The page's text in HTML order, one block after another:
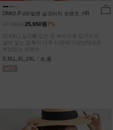
DM62-P-28/발렌 실크터치 숏팬츠_HR
7%
25,950원
[S-2XL] 실크를 입은 듯 부드러운,입자마자
살에 닿는 감촉이 너무 시원해!기장선택으로
부담없는 숏팬츠
S,M,L,XL,2XL / 숏,롱